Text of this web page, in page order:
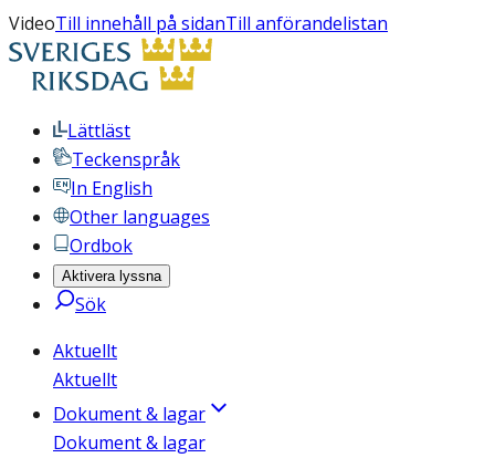
VideoTill innehåll på sidanTill anförandelistan
Lättläst
Teckenspråk
In English
Other languages
Ordbok
Aktivera lyssna
Sök
Aktuellt
Aktuellt
Dokument & lagar
Dokument & lagar